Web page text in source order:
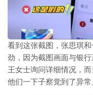
看到这张截图，张思琪
劲，因为截图画面与银
王女士询问详细情况，
他们一下子察觉到了异常